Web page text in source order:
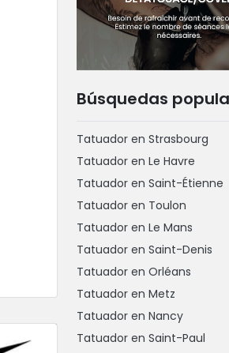
Búsquedas
Tatuador en Strasbourg
Tatuador en Le Havre
Tatuador en Saint-Étienne
Tatuador en Toulon
Tatuador en Le Mans
Tatuador en Saint-Denis
Tatuador en Orléans
Tatuador en Metz
Tatuador en Nancy
Tatuador en Saint-Paul